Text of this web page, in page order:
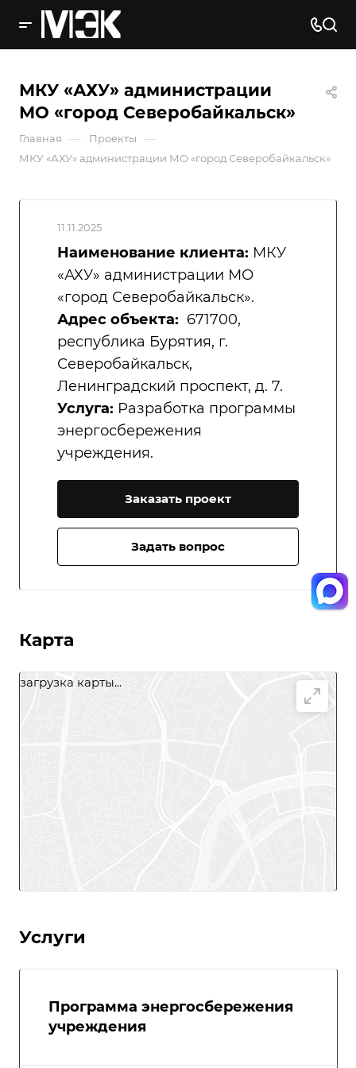
МКУ «АХУ» администрации
МО «город Северобайкальск»
Главная — Проекты —
МКУ «АХУ» администрации МО «город Северобайкальск»
11.11.2025
Наименование клиента: МКУ
«АХУ» администрации МО
«город Северобайкальск».
Адрес объекта: 671700,
республика Бурятия, г.
Северобайкальск,
Ленинградский проспект, д. 7.
Услуга: Разработка программы
энергосбережения
учреждения.
Заказать проект
Задать вопрос
Карта
загрузка карты...
Услуги
Программа энергосбережения
учреждения